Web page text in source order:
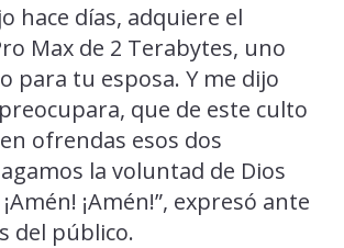
hace días, adquiere el
Max de 2 Terabytes, uno
para tu esposa. Y me dijo
que de este culto
ofrendas esos dos
la voluntad de Dios
¡Amén!”, expresó ante
del público.